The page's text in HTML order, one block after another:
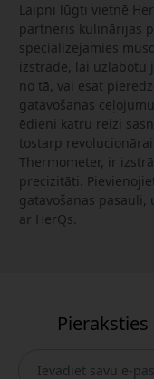
Laipni lūgti vietnē
partneris kulinārijas
specializējamies
izstrādē, lai uzlabotu
no tā, vai esat
gatavošanas
ēdieni katru reizi
tostarp
Thermometer, ir
precizitāti.
gatavošanas
ar HerQs.